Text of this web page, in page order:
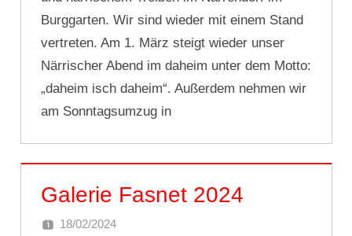
Burggarten. Wir sind wieder mit einem Stand
vertreten. Am 1. März steigt wieder unser
Närrischer Abend im daheim unter dem Motto:
„daheim isch daheim“. Außerdem nehmen wir
am Sonntagsumzug in
Galerie Fasnet 2024
18/02/2024